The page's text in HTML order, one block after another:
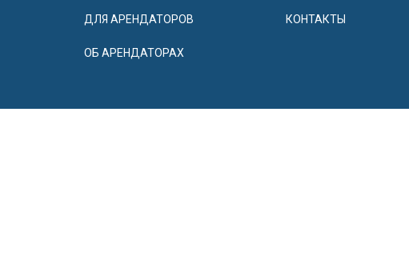
ДЛЯ АРЕНДАТОРОВ КОНТАКТЫ
ОБ АРЕНДАТОРАХ